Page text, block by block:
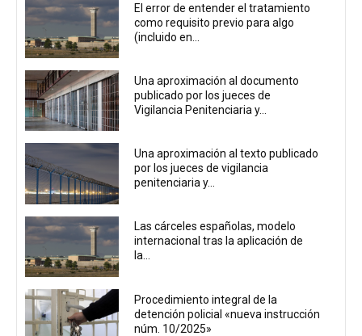
El error de entender el tratamiento
como requisito previo para algo
(incluido en...
Una aproximación al documento
publicado por los jueces de
Vigilancia Penitenciaria y...
Una aproximación al texto publicado
por los jueces de vigilancia
penitenciaria y...
Las cárceles españolas, modelo
internacional tras la aplicación de
la...
Procedimiento integral de la
detención policial «nueva instrucción
núm. 10/2025»